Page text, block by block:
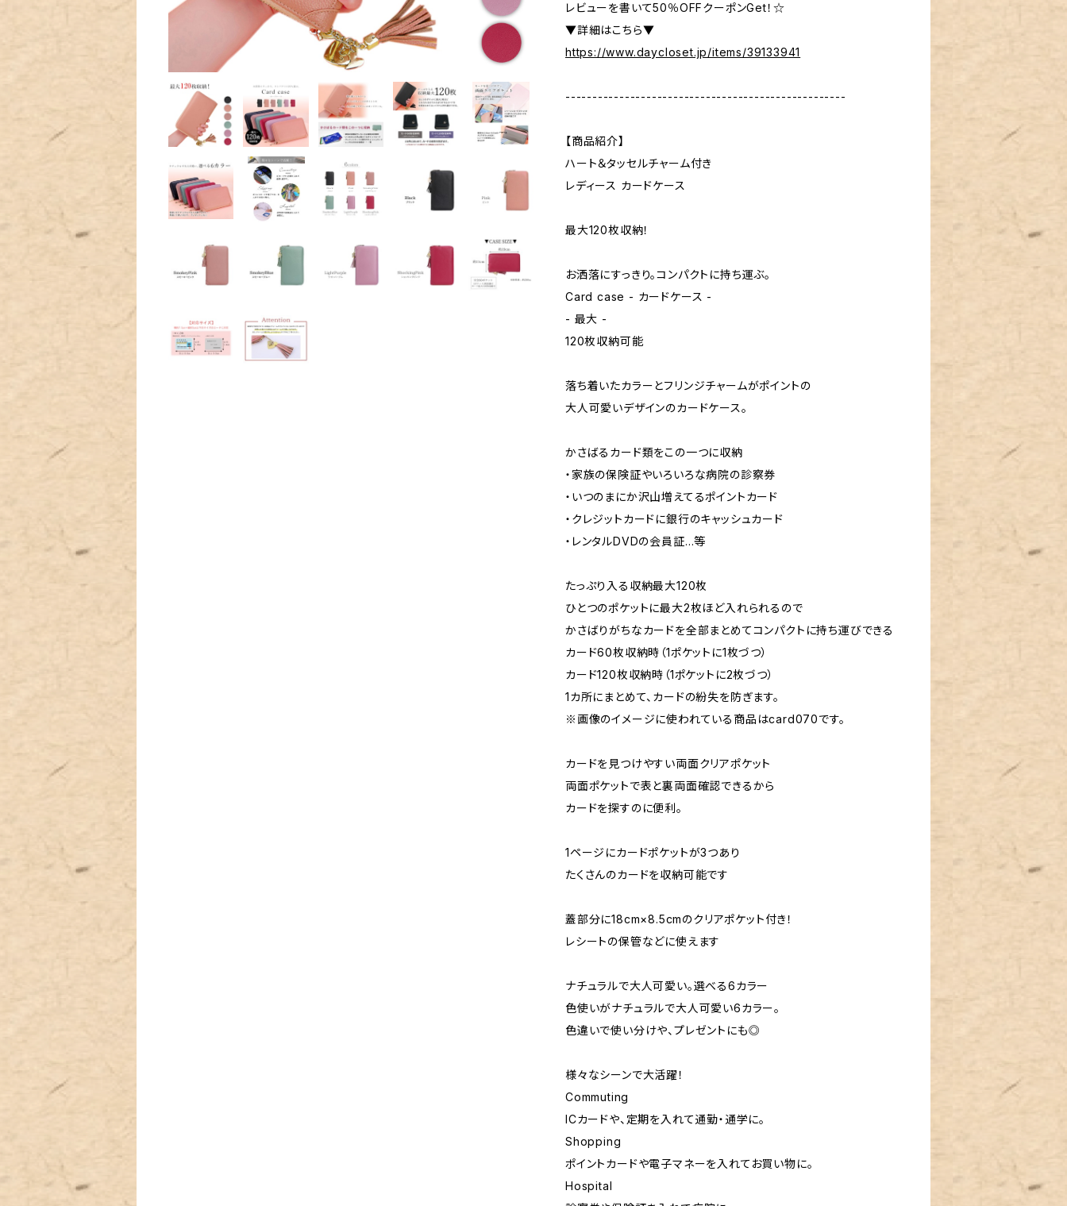
レビューを書いて50％OFFクーポンGet！☆
▼詳細はこちら▼
https://www.daycloset.jp/items/39133941
----------------------------------------------------
【商品紹介】
ハート＆タッセルチャーム付き
レディース カードケース
最大120枚収納！
お洒落にすっきり。コンパクトに持ち運ぶ。
Card case - カードケース -
- 最大 -
120枚収納可能
落ち着いたカラーとフリンジチャームがポイントの
大人可愛いデザインのカードケース。
かさばるカード類をこの一つに収納
・家族の保険証やいろいろな病院の診察券
・いつのまにか沢山増えてるポイントカード
・クレジットカードに銀行のキャッシュカード
・レンタルDVDの会員証…等
たっぷり入る収納最大120枚
ひとつのポケットに最大2枚ほど入れられるので
かさばりがちなカードを全部まとめてコンパクトに持ち運びできる
カード60枚収納時（1ポケットに1枚づつ）
カード120枚収納時（1ポケットに2枚づつ）
1カ所にまとめて、カードの紛失を防ぎます。
※画像のイメージに使われている商品はcard070です。
カードを見つけやすい両面クリアポケット
両面ポケットで表と裏両面確認できるから
カードを探すのに便利。
1ページにカードポケットが3つあり
たくさんのカードを収納可能です
蓋部分に18cm×8.5cmのクリアポケット付き！
レシートの保管などに使えます
ナチュラルで大人可愛い。選べる6カラー
色使いがナチュラルで大人可愛い6カラー。
色違いで使い分けや、プレゼントにも◎
様々なシーンで大活躍！
Commuting
ICカードや、定期を入れて通勤・通学に。
Shopping
ポイントカードや電子マネーを入れてお買い物に。
Hospital